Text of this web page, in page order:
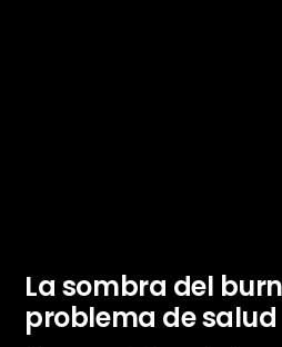
La sombra del
problema de